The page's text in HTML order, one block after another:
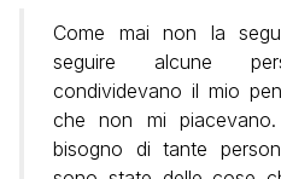
Come mai non la
seguire alcune
condividevano il mio
che non mi
bisogno di tante